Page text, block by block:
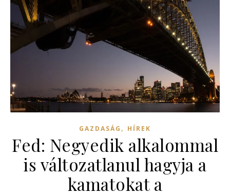
GAZDASÁG , HÍREK
Fed: Negyedik alkalommal
is változatlanul hagyja a
kamatokat a